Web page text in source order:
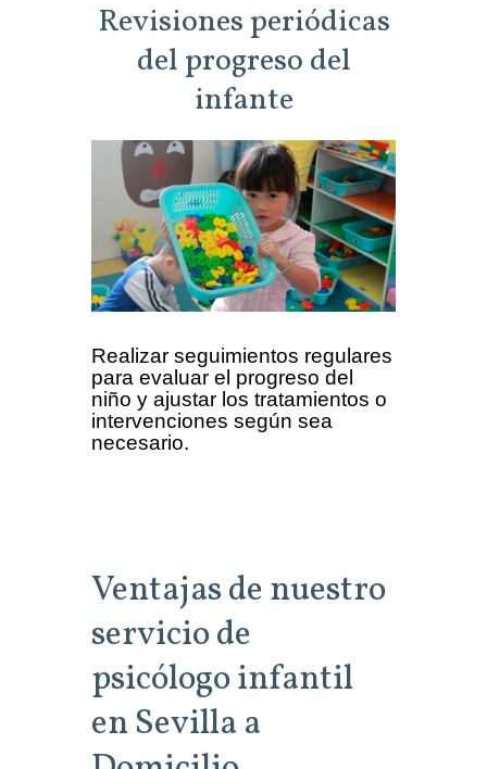
Revisiones periódicas
del progreso del
infante
Realizar seguimientos regulares
para evaluar el progreso del
niño y ajustar los tratamientos o
intervenciones según sea
necesario.
Ventajas de nuestro
servicio de
psicólogo infantil
en Sevilla a